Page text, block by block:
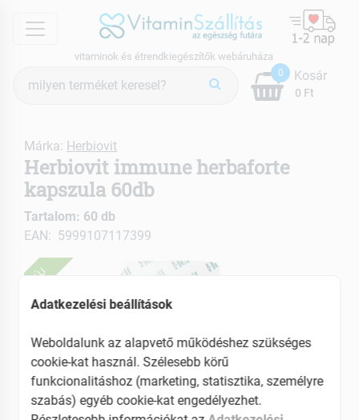
menu
vitaminok és étrendkiegészítők webáruháza
keresés
0
0 Ft
Kosár
ÚJ
Márka: Herbiovit
Herbiovit immune herbaforte
kapszula 60db
Tartalom: 60 db
EAN: 5999107117399
Adatkezelési beállítások
Weboldalunk az alapvető működéshez szükséges
cookie-kat használ. Szélesebb körű
funkcionalitáshoz (marketing, statisztika, személyre
szabás) egyéb cookie-kat engedélyezhet.